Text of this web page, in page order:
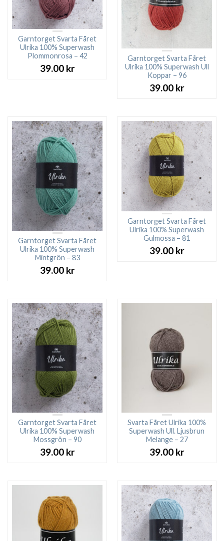
Garntorget Svarta Fåret
Ulrika 100% Superwash
Plommonrosa – 42
39.00 kr
Garntorget Svarta Fåret
Ulrika 100% Superwash Ull
Koppar – 96
39.00 kr
Garntorget Svarta Fåret
Ulrika 100% Superwash
Mintgrön – 83
39.00 kr
Garntorget Svarta Fåret
Ulrika 100% Superwash
Gulmossa – 81
39.00 kr
Garntorget Svarta Fåret
Ulrika 100% Superwash
Mossgrön – 90
39.00 kr
Svarta Fåret Ulrika 100%
Superwash Ull. Ljusbrun
Melange – 27
39.00 kr